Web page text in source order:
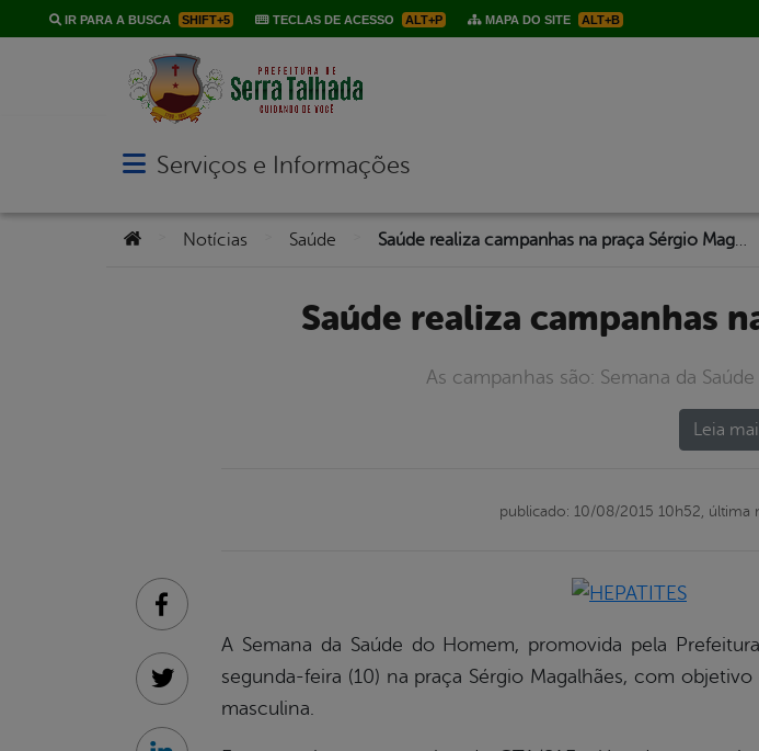
IR PARA A BUSCA SHIFT+5 TECLAS DE ACESSO ALT+P MAPA DO SITE ALT+B
Abrir menu principal de navegação
Serviços e Informações
Você está aqui:
Notícias Saúde
Saúde realiza campanhas
As campanhas são: Semana da
Leia
publicado: 10/08/2015 10h52, última
A Semana da Saúde do Homem, promovida pela
segunda-feira (10) na praça Sérgio Magalhães, com
masculina.
Facebook
Twitter